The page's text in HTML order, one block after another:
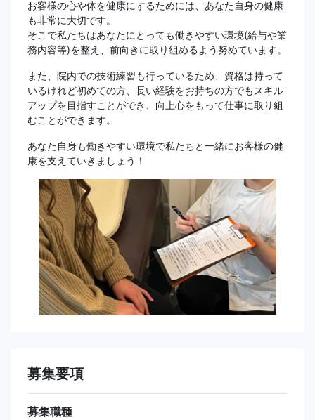
お客様の心や体を健康にするためには、あなた自身の健康
も非常に大切です。
そこで私たちはあなたにとっても働きやすい環境(給与や業
務内容等)を整え、前向きに取り組めるよう努めています。
また、院内での技術練習も行っているため、資格は持って
いるけれど初めての方、長い経験をお持ちの方でもスキル
アップを目指すことができ、向上心をもって仕事に取り組
むことができます。
あなた自身も働きやすい環境で私たちと一緒にお客様の健
康を支えていきましょう！
募集要項
募集職種